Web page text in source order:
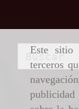
Este sitio
terceros